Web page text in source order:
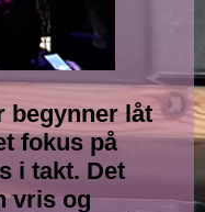
begynner låt
fokus på
i takt. Det
vris og